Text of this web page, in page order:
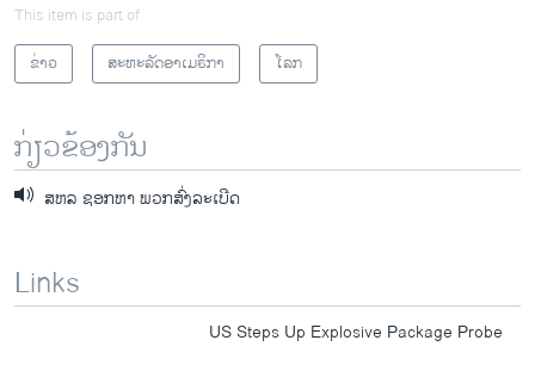
This item is part of
ຂ່າວ
ສະຫະລັດອາເມຣິກາ ໂລກ
ກ່ຽວຂ້ອງກັນ
ສຫລ ຊອກຫາ ພວກສົ່ງລະເບີດ
Links
US Steps Up Explosive Package Probe